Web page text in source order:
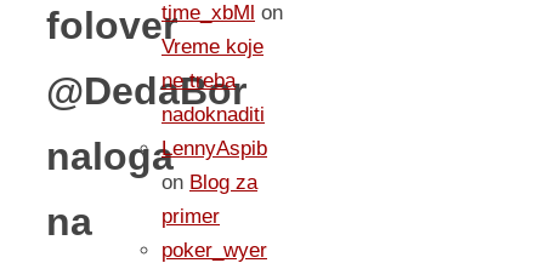
folover
@DedaBor
naloga
na
time_xbMl on
Vreme koje
ne treba
nadoknaditi
LennyAspib
on Blog za
primer
poker_wyer